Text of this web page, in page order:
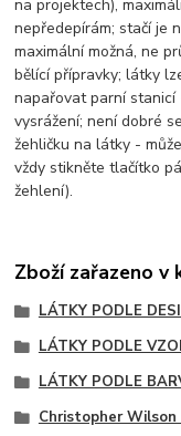
na projektech),
nepředepírám; stačí je
maximální možná, ne
bělící přípravky; látky
napařovat parní stanicí
vysrážení; není dobré
žehličku na látky -
vždy stikněte tlačítko
žehlení).
Zboží zařazeno v
LÁTKY PODLE
LÁTKY PODLE
LÁTKY PODLE
Christopher